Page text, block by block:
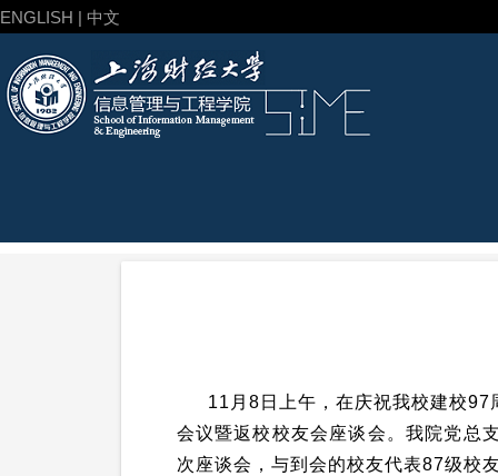
ENGLISH | 中文
11 月 8 日上午，在庆祝我校建校97
会议暨返校校友会座谈会。我院党总
次座谈会，与到会的校友代表87级校